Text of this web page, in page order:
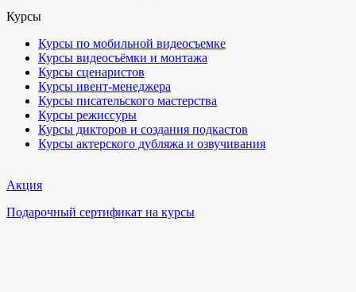
Курсы
Курсы по мобильной видеосъемке
Курсы видеосъёмки и монтажа
Курсы сценаристов
Курсы ивент-менеджера
Курсы писательского мастерства
Курсы режиссуры
Курсы дикторов и создания подкастов
Курсы актерского дубляжа и озвучивания
Акция
Подарочный сертификат на курсы